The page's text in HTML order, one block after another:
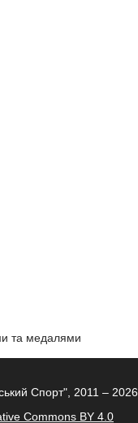
та медалями
Спорт", 2011 – 2026
Commons BY 4.0